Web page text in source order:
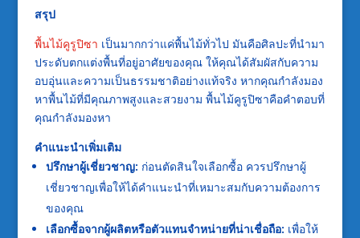
สรุป
พื้นไม้คูรูปิซา เป็นมากกว่าแค่พื้นไม้ทั่วไป มันคือศิลปะที่นำมา
ประดับตกแต่งพื้นที่อยู่อาศัยของคุณ ให้คุณได้สัมผัสกับความ
อบอุ่นและความเป็นธรรมชาติอย่างแท้จริง หากคุณกำลังมอง
หาพื้นไม้ที่มีคุณภาพสูงและสวยงาม พื้นไม้คูรูปิซาคือคำตอบที่
คุณกำลังมองหา
คำแนะนำเพิ่มเติม
ปรึกษาผู้เชี่ยวชาญ: ก่อนตัดสินใจเลือกซื้อ ควรปรึกษาผู้
เชี่ยวชาญเพื่อให้ได้คำแนะนำที่เหมาะสมกับความต้องการ
ของคุณ
เลือกซื้อจากผู้ผลิตหรือตัวแทนจำหน่ายที่น่าเชื่อถือ: เพื่อให้